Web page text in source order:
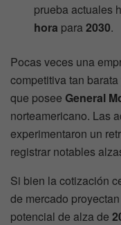
prueba actuales
hora para2030.
Pocas veces una
competitiva tan
que posee General
norteamericano. Las
experimentaron un
registrar notables
Si bien la cotización
de mercado
potencial de alza de